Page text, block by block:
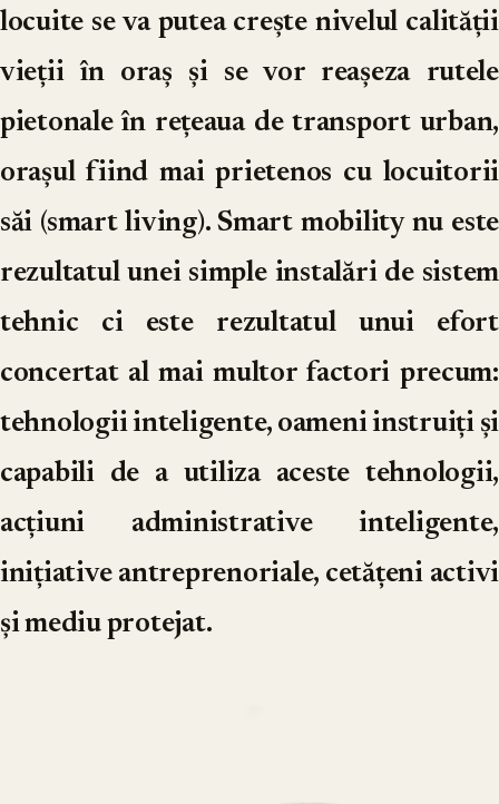
locuite se va putea crește nivelul calității
vieții în oraș și se vor reașeza rutele
pietonale în rețeaua de transport urban,
orașul fiind mai prietenos cu locuitorii
săi (smart living). Smart mobility nu este
rezultatul unei simple instalări de sistem
tehnic ci este rezultatul unui efort
concertat al mai multor factori precum:
tehnologii inteligente, oameni instruiți și
capabili de a utiliza aceste tehnologii,
acțiuni administrative inteligente,
inițiative antreprenoriale, cetățeni activi
și mediu protejat.